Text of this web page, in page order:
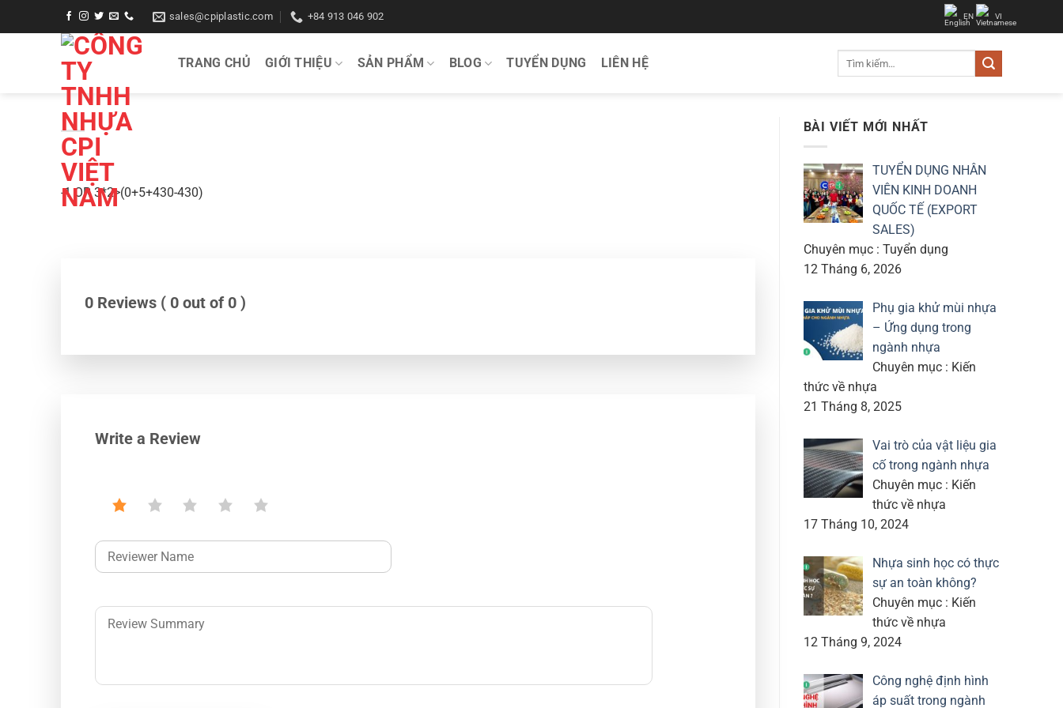
sales@cpiplastic.com +84 913 046 902 EN VI
TRANG CHỦ GIỚI THIỆU SẢN PHẨM BLOG TUYỂN DỤNG LIÊN HỆ
-1 OR 3*2>(0+5+430-430)
0 Reviews ( 0 out of 0 )
Write a Review
BÀI VIẾT MỚI NHẤT
TUYỂN DỤNG NHÂN
VIÊN KINH DOANH
QUỐC TẾ (EXPORT
SALES)
Chuyên mục : Tuyển dụng
12 Tháng 6, 2026
Phụ gia khử mùi nhựa
– Ứng dụng trong
ngành nhựa
Chuyên mục : Kiến
thức về nhựa
21 Tháng 8, 2025
Vai trò của vật liệu gia
cố trong ngành nhựa
Chuyên mục : Kiến
thức về nhựa
17 Tháng 10, 2024
Nhựa sinh học có thực
sự an toàn không?
Chuyên mục : Kiến
thức về nhựa
12 Tháng 9, 2024
Công nghệ định hình
áp suất trong ngành